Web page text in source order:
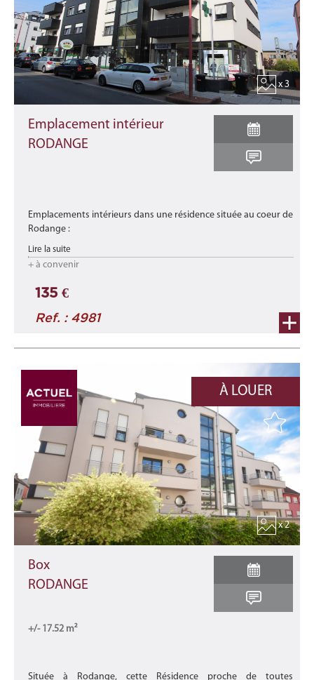
x 3
Emplacement intérieur
RODANGE
Emplacements intérieurs dans une résidence située au coeur de
Rodange :
- n° 2 (lot 002) - EI/Cave
- n° 4 (lot 004) - EI/Cave
- n° 11 (lot 011) - EI/Cave ...
Lire la suite
+ à convenir
135 €
Ref. : 4981
À LOUER
x 2
Box
RODANGE
+/- 17.52 m²
Située à Rodange, cette Résidence proche de toutes